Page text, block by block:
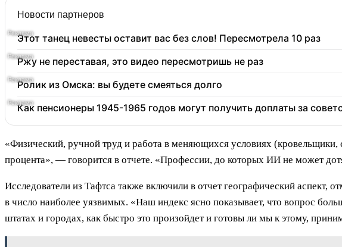
Новости партнеров
Этот танец невесты оставит вас без слов! Пересмотрела 10 раз
Ржу не переставая, это видео пересмотришь не раз
Ролик из Омска: вы будете смеяться долго
Как пенсионеры 1945-1965 годов могут получить доплаты за
«Физический, ручной труд и работа в меняющихся условиях
процента», — говорится в отчете. «Профессии, до которых ИИ не может
Исследователи из Тафтса также включили в отчет географический аспект,
в число наиболее уязвимых. «Наш индекс ясно показывает, что вопрос
штатах и городах, как быстро это произойдет и готовы ли мы к этому,